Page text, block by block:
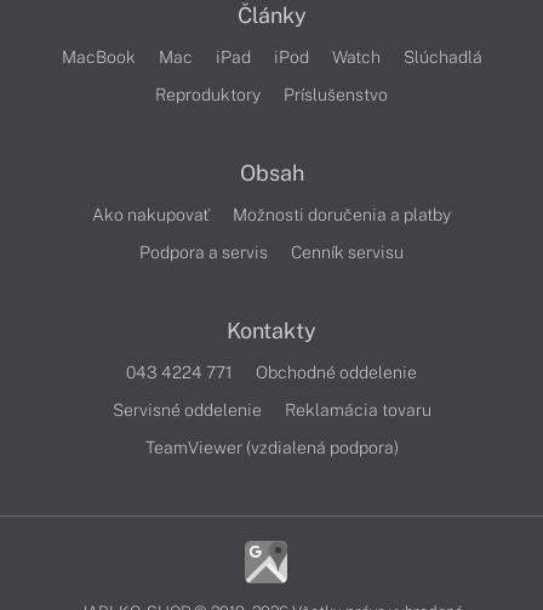
Články
MacBook Mac iPad iPod Watch
Slúchadlá
Reproduktory
Príslušenstvo
Obsah
Ako nakupovať
Možnosti doručenia a platby
Podpora a servis
Cenník servisu
Kontakty
043 4224 771
Obchodné oddelenie
Servisné oddelenie
Reklamácia tovaru
TeamViewer (vzdialená podpora)